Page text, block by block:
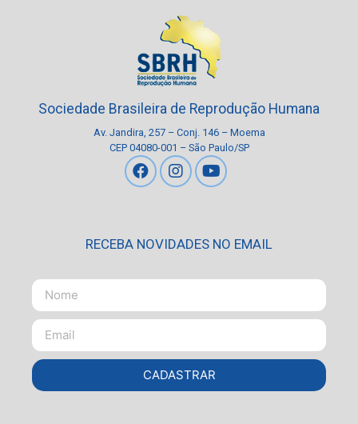
Sociedade Brasileira de Reprodução Humana
Av. Jandira, 257 – Conj. 146 – Moema
CEP 04080-001 – São Paulo/SP
RECEBA NOVIDADES NO EMAIL
CADASTRAR